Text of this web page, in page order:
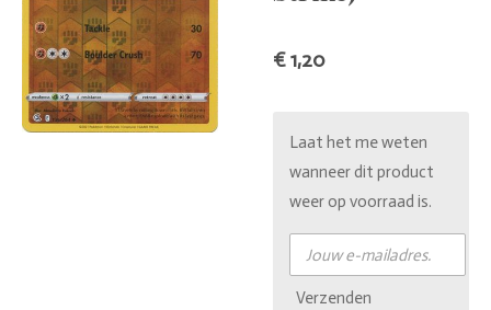
€ 1,20
Laat het me weten
wanneer dit product
weer op voorraad is.
Verzenden